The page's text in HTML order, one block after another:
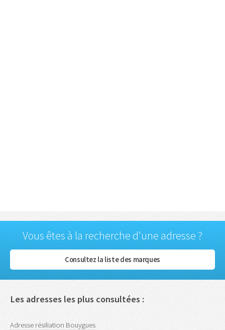
Vous êtes à la recherche d'une adresse ?
Consultez la liste des marques
Les adresses les plus consultées :
Adresse résiliation Bouygues